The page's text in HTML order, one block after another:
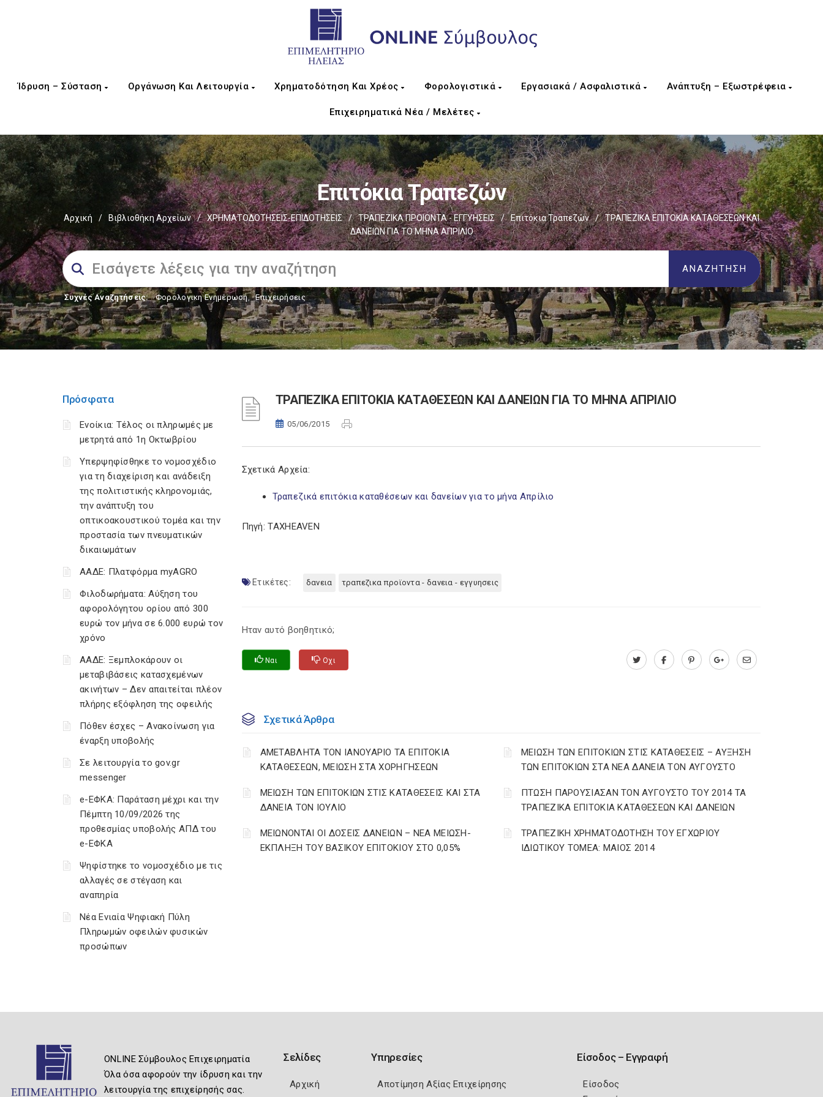
Ίδρυση – Σύσταση Οργάνωση Και Λειτουργία Χρηματοδότηση Και Χρέος Φορολογιστικά Εργασιακά / Ασφαλιστικά Ανάπτυξη – Εξωστρέφεια
Επιχειρηματικά Νέα / Μελέτες
Επιτόκια Τραπεζών
Αρχική / Βιβλιοθήκη Αρχείων / ΧΡΗΜΑΤΟΔΟΤΗΣΕΙΣ-ΕΠΙΔΟΤΗΣΕΙΣ / ΤΡΑΠΕΖΙΚΑ ΠΡΟΙΟΝΤΑ - ΕΓΓΥΗΣΕΙΣ / Επιτόκια Τραπεζών /
ΤΡΑΠΕΖΙΚΑ ΕΠΙΤΟΚΙΑ ΚΑΤΑΘΕΣΕΩΝ ΚΑΙ
ΔΑΝΕΙΩΝ ΓΙΑ ΤΟ ΜΗΝΑ ΑΠΡΙΛΙΟ
Συχνές Αναζητήσεις: Φορολογικη Ενημέρωση, Επιχειρήσεις
Πρόσφατα
Ενοίκια: Τέλος οι πληρωμές με
μετρητά από 1η Οκτωβρίου
Υπερψηφίσθηκε το νομοσχέδιο
για τη διαχείριση και ανάδειξη
της πολιτιστικής κληρονομιάς,
την ανάπτυξη του
οπτικοακουστικού τομέα και την
προστασία των πνευματικών
δικαιωμάτων
ΑΑΔΕ: Πλατφόρμα myAGRO
Φιλοδωρήματα: Αύξηση του
αφορολόγητου ορίου από 300
ευρώ τον μήνα σε 6.000 ευρώ τον
χρόνο
ΑΑΔΕ: Ξεμπλοκάρουν οι
μεταβιβάσεις κατασχεμένων
ακινήτων – Δεν απαιτείται πλέον
πλήρης εξόφληση της οφειλής
Πόθεν έσχες – Ανακοίνωση για
έναρξη υποβολής
Σε λειτουργία το gov.gr
messenger
e-ΕΦΚΑ: Παράταση μέχρι και την
Πέμπτη 10/09/2026 της
προθεσμίας υποβολής ΑΠΔ του
e-ΕΦΚΑ
Ψηφίστηκε το νομοσχέδιο με τις
αλλαγές σε στέγαση και
αναπηρία
Νέα Ενιαία Ψηφιακή Πύλη
Πληρωμών οφειλών φυσικών
προσώπων
ΤΡΑΠΕΖΙΚΑ ΕΠΙΤΟΚΙΑ ΚΑΤΑΘΕΣΕΩΝ ΚΑΙ ΔΑΝΕΙΩΝ ΓΙΑ ΤΟ ΜΗΝΑ ΑΠΡΙΛΙΟ
05/06/2015
Σχετικά Αρχεία:
Τραπεζικά επιτόκια καταθέσεων και δανείων για το μήνα Απρίλιο
Πηγή: TAXHEAVEN
Ετικέτες: δανεια τραπεζικα προϊοντα - δανεια - εγγυησεις
Ηταν αυτό βοηθητικό;
Ναι Οχι
Σχετικά Άρθρα
ΑΜΕΤΑΒΛΗΤΑ ΤΟΝ ΙΑΝΟΥΑΡΙΟ ΤΑ ΕΠΙΤΟΚΙΑ
ΚΑΤΑΘΕΣΕΩΝ, ΜΕΙΩΣΗ ΣΤΑ ΧΟΡΗΓΗΣΕΩΝ
ΜΕΙΩΣΗ ΤΩΝ ΕΠΙΤΟΚΙΩΝ ΣΤΙΣ ΚΑΤΑΘΕΣΕΙΣ – ΑΥΞΗΣΗ
ΤΩΝ ΕΠΙΤΟΚΙΩΝ ΣΤΑ ΝΕΑ ΔΑΝΕΙΑ ΤΟΝ ΑΥΓΟΥΣΤΟ
ΜΕΙΩΣΗ ΤΩΝ ΕΠΙΤΟΚΙΩΝ ΣΤΙΣ ΚΑΤΑΘΕΣΕΙΣ ΚΑΙ ΣΤΑ
ΔΑΝΕΙΑ ΤΟΝ ΙΟΥΛΙΟ
ΠΤΩΣΗ ΠΑΡΟΥΣΙΑΣΑΝ ΤΟΝ ΑΥΓΟΥΣΤΟ ΤΟΥ 2014 ΤΑ
ΤΡΑΠΕΖΙΚΑ ΕΠΙΤΟΚΙΑ ΚΑΤΑΘΕΣΕΩΝ ΚΑΙ ΔΑΝΕΙΩΝ
ΜΕΙΩΝΟΝΤΑΙ ΟΙ ΔΟΣΕΙΣ ΔΑΝΕΙΩΝ – ΝΕΑ ΜΕΙΩΣΗ-
ΕΚΠΛΗΞΗ ΤΟΥ ΒΑΣΙΚΟΥ ΕΠΙΤΟΚΙΟΥ ΣΤΟ 0,05%
ΤΡΑΠΕΖΙΚΗ ΧΡΗΜΑΤΟΔΟΤΗΣΗ ΤΟΥ ΕΓΧΩΡΙΟΥ
ΙΔΙΩΤΙΚΟΥ ΤΟΜΕΑ: ΜΑΙΟΣ 2014
ONLINE Σύμβουλος Επιχειρηματία
Όλα όσα αφορούν την ίδρυση και την
λειτουργία της επιχείρησής σας.
Σελίδες
Αρχική
Υπηρεσίες
Αποτίμηση Αξίας Επιχείρησης
Είσοδος – Εγγραφή
Είσοδος